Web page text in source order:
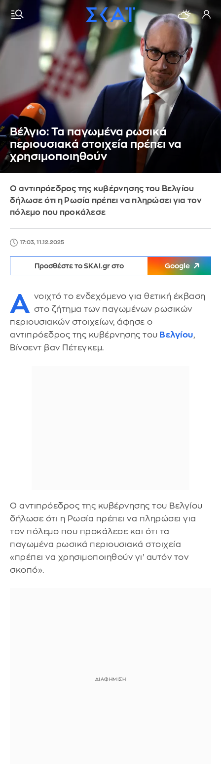
Βέλγιο: Τα παγωμένα ρωσικά
περιουσιακά στοιχεία πρέπει να
χρησιμοποιηθούν
Ο αντιπρόεδρος της κυβέρνησης του Βελγίου
δήλωσε ότι η Ρωσία πρέπει να πληρώσει για τον
πόλεμο που προκάλεσε
17:03, 11.12.2025
Προσθέστε το SKAI.gr στο Google
Α νοιχτό το ενδεχόμενο για θετική έκβαση
στο ζήτημα των παγωμένων ρωσικών
περιουσιακών στοιχείων, άφησε ο
αντιπρόεδρος της κυβέρνησης του Βελγίου,
Βίνσεντ βαν Πέτεγκεμ.
Ο αντιπρόεδρος της κυβέρνησης του Βελγίου
δήλωσε ότι η Ρωσία πρέπει να πληρώσει για
τον πόλεμο που προκάλεσε και ότι τα
παγωμένα ρωσικά περιουσιακά στοιχεία
«πρέπει να χρησιμοποιηθούν γι’ αυτόν τον
σκοπό».